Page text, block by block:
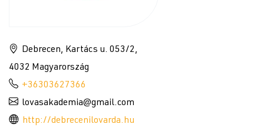
Debrecen, Kartács u. 053/2,
4032 Magyarország
+36303627366
lovasakademia@gmail.com
http://debrecenilovarda.hu